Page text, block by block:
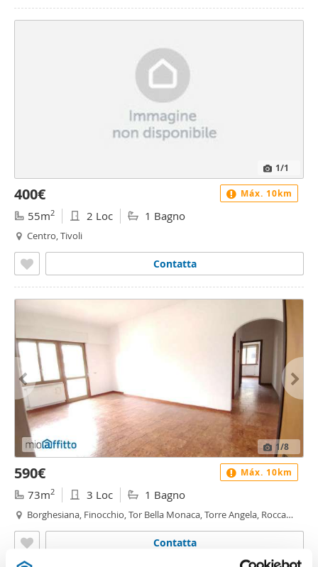
1/1
400€
55m2 2 Loc 1 Bagno
Centro, Tivoli
Contatta
Máx. 10km
1/8
590€
73m2 3 Loc 1 Bagno
Borghesiana, Finocchio, Tor Bella Monaca, Torre Angela, Rocca
Contatta
Máx. 10km